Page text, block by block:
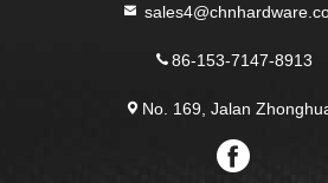
86-153-7147-8913
No. 169, Jalan